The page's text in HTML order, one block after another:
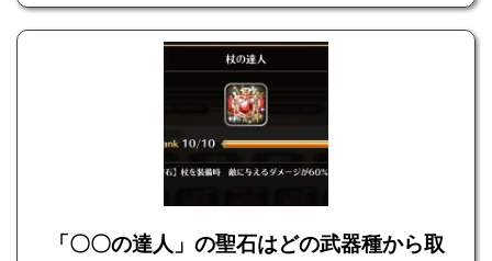
「〇〇の達人」の聖石はどの武器種から取